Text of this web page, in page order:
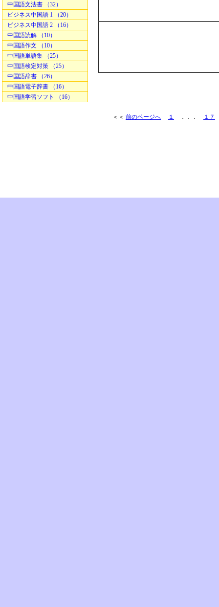
中国語文法書 （32）
ビジネス中国語 1 （20）
ビジネス中国語 2 （16）
中国語読解 （10）
中国語作文 （10）
中国語単語集 （25）
中国語検定対策 （25）
中国語辞書 （26）
中国語電子辞書 （16）
中国語学習ソフト （16）
＜＜ 前のページへ １ ．．． １７